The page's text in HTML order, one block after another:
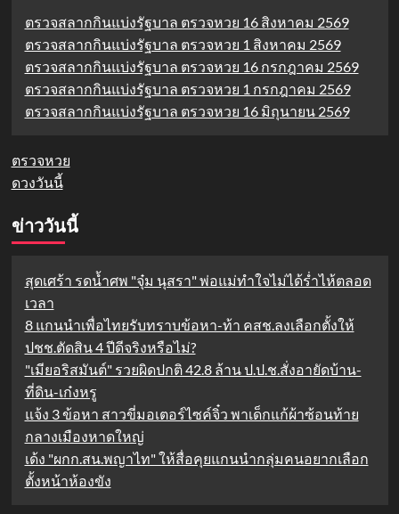
ตรวจสลากกินแบ่งรัฐบาล ตรวจหวย 16 สิงหาคม 2569
ตรวจสลากกินแบ่งรัฐบาล ตรวจหวย 1 สิงหาคม 2569
ตรวจสลากกินแบ่งรัฐบาล ตรวจหวย 16 กรกฎาคม 2569
ตรวจสลากกินแบ่งรัฐบาล ตรวจหวย 1 กรกฎาคม 2569
ตรวจสลากกินแบ่งรัฐบาล ตรวจหวย 16 มิถุนายน 2569
ตรวจหวย
ดวงวันนี้
ข่าววันนี้
สุดเศร้า รดน้ำศพ "จุ๋ม นุสรา" พ่อแม่ทำใจไม่ได้ร่ำไห้ตลอด
เวลา
8 แกนนำเพื่อไทยรับทราบข้อหา-ท้า คสช.ลงเลือกตั้งให้
ปชช.ตัดสิน 4 ปีดีจริงหรือไม่?
"เมียอริสมันต์" รวยผิดปกติ 42.8 ล้าน ป.ป.ช.สั่งอายัดบ้าน-
ที่ดิน-เก๋งหรู
แจ้ง 3 ข้อหา สาวขี่มอเตอร์ไซค์จิ๋ว พาเด็กแก้ผ้าซ้อนท้าย
กลางเมืองหาดใหญ่
เด้ง "ผกก.สน.พญาไท" ให้สื่อคุยแกนนำกลุ่มคนอยากเลือก
ตั้งหน้าห้องขัง